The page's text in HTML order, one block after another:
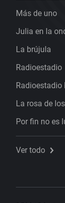
Más de uno
Julia en la
La brújula
Radioestadio
Radioestadio
La rosa de
Por fin no es
Ver todo